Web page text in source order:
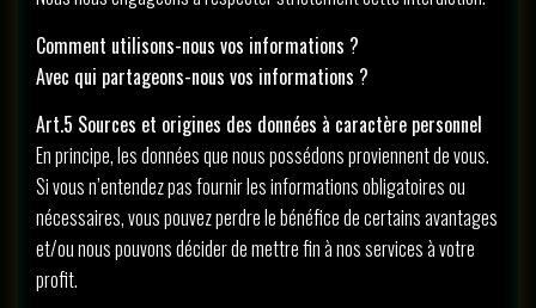
Comment utilisons-nous vos informations ?
Avec qui partageons-nous vos informations ?
Art.5 Sources et origines des données à caractère personnel
En principe, les données que nous possédons proviennent de vous.
Si vous n’entendez pas fournir les informations obligatoires ou
nécessaires, vous pouvez perdre le bénéfice de certains avantages
et/ou nous pouvons décider de mettre fin à nos services à votre
profit.